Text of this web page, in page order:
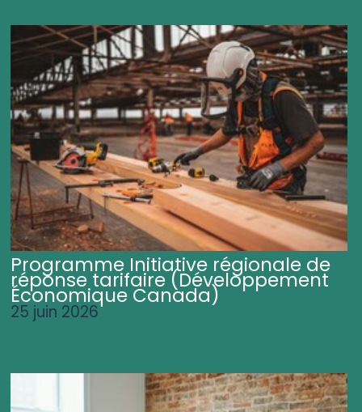
Programme Initiative régionale de
réponse tarifaire (Développement
Économique Canada)
25 juin 2026